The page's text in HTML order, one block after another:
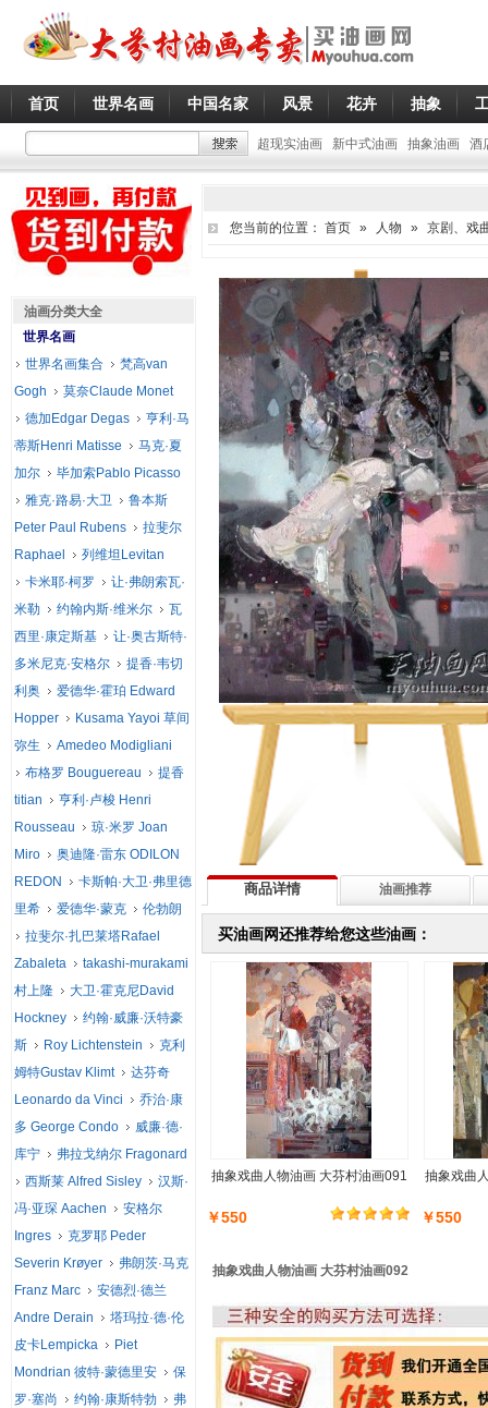
首页 世界名画 中国名家 风景 花卉 抽象
超现实油画 新中式油画 抽象油画 酒
您当前的位置： 首页 » 人物 » 京剧、戏
商品详情 油画推荐
买油画网还推荐给您这些油画：
抽象戏曲人物油画 大芬村油画091
￥550
抽象戏曲
￥550
抽象戏曲人物油画 大芬村油画092
油画分类大全
世界名画
世界名画集合
梵高van
Gogh
莫奈Claude Monet
德加Edgar Degas
亨利·马
蒂斯Henri Matisse
马克·夏
加尔
毕加索Pablo Picasso
雅克·路易·大卫
鲁本斯
Peter Paul Rubens
拉斐尔
Raphael
列维坦Levitan
卡米耶·柯罗
让·弗朗索瓦·
米勒
约翰内斯·维米尔
瓦
西里·康定斯基
让·奥古斯特·
多米尼克·安格尔
提香·韦切
利奥
爱德华·霍珀 Edward
Hopper
Kusama Yayoi 草间
弥生
Amedeo Modigliani
布格罗 Bouguereau
提香
titian
亨利·卢梭 Henri
Rousseau
琼·米罗 Joan
Miro
奥迪隆·雷东 ODILON
REDON
卡斯帕·大卫·弗里德
里希
爱德华·蒙克
伦勃朗
拉斐尔·扎巴莱塔Rafael
Zabaleta
takashi-murakami
村上隆
大卫·霍克尼David
Hockney
约翰·威廉·沃特豪
斯
Roy Lichtenstein
克利
姆特Gustav Klimt
达芬奇
Leonardo da Vinci
乔治·康
多 George Condo
威廉·德·
库宁
弗拉戈纳尔 Fragonard
西斯莱 Alfred Sisley
汉斯·
冯·亚琛 Aachen
安格尔
Ingres
克罗耶 Peder
Severin Krøyer
弗朗茨·马克
Franz Marc
安德烈·德兰
Andre Derain
塔玛拉·德·伦
皮卡Lempicka
Piet
Mondrian 彼特·蒙德里安
保
罗·塞尚
约翰·康斯特勃
弗